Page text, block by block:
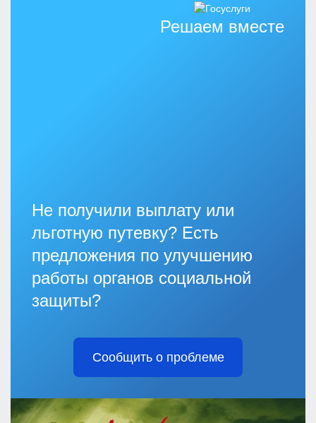
Решаем вместе
Не получили выплату или
льготную путевку? Есть
предложения по улучшению
работы органов социальной
защиты?
Сообщить о проблеме